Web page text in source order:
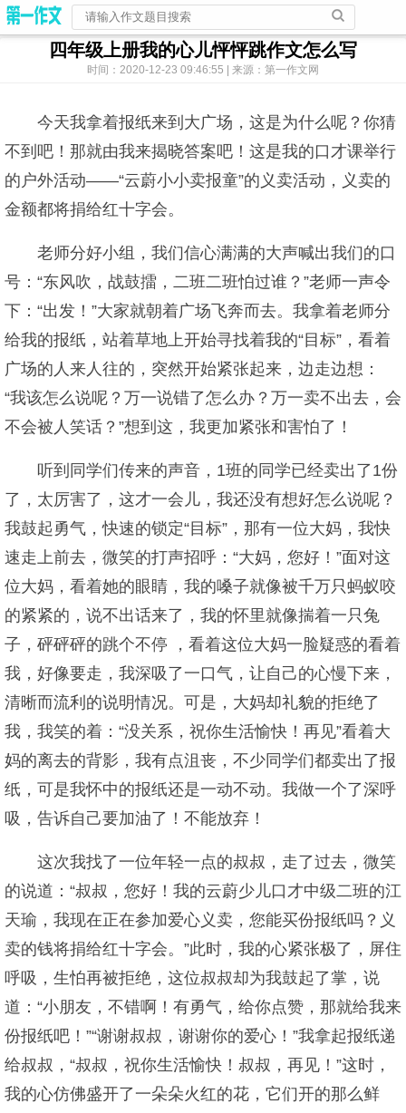
四年级上册我的心儿怦怦跳作文怎么写
时间：2020-12-23 09:46:55 | 来源：第一作文网
今天我拿着报纸来到大广场，这是为什么呢？你猜
不到吧！那就由我来揭晓答案吧！这是我的口才课举行
的户外活动——“云蔚小小卖报童”的义卖活动，义卖的
金额都将捐给红十字会。
老师分好小组，我们信心满满的大声喊出我们的口
号：“东风吹，战鼓擂，二班二班怕过谁？”老师一声令
下：“出发！”大家就朝着广场飞奔而去。我拿着老师分
给我的报纸，站着草地上开始寻找着我的“目标”，看着
广场的人来人往的，突然开始紧张起来，边走边想：
“我该怎么说呢？万一说错了怎么办？万一卖不出去，会
不会被人笑话？”想到这，我更加紧张和害怕了！
听到同学们传来的声音，1班的同学已经卖出了1份
了，太厉害了，这才一会儿，我还没有想好怎么说呢？
我鼓起勇气，快速的锁定“目标”，那有一位大妈，我快
速走上前去，微笑的打声招呼：“大妈，您好！”面对这
位大妈，看着她的眼睛，我的嗓子就像被千万只蚂蚁咬
的紧紧的，说不出话来了，我的怀里就像揣着一只兔
子，砰砰砰的跳个不停 ，看着这位大妈一脸疑惑的看着
我，好像要走，我深吸了一口气，让自己的心慢下来，
清晰而流利的说明情况。可是，大妈却礼貌的拒绝了
我，我笑的着：“没关系，祝你生活愉快！再见”看着大
妈的离去的背影，我有点沮丧，不少同学们都卖出了报
纸，可是我怀中的报纸还是一动不动。我做一个了深呼
吸，告诉自己要加油了！不能放弃！
这次我找了一位年轻一点的叔叔，走了过去，微笑
的说道：“叔叔，您好！我的云蔚少儿口才中级二班的江
天瑜，我现在正在参加爱心义卖，您能买份报纸吗？义
卖的钱将捐给红十字会。”此时，我的心紧张极了，屏住
呼吸，生怕再被拒绝，这位叔叔却为我鼓起了掌，说
道：“小朋友，不错啊！有勇气，给你点赞，那就给我来
份报纸吧！”“谢谢叔叔，谢谢你的爱心！”我拿起报纸递
给叔叔，“叔叔，祝你生活愉快！叔叔，再见！”这时，
我的心仿佛盛开了一朵朵火红的花，它们开的那么鲜